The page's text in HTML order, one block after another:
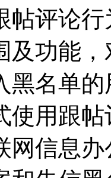
帖评论
及功能
黑名单
使用跟
网信息